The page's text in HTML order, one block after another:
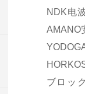
NDK电
AMANO
ブロッ